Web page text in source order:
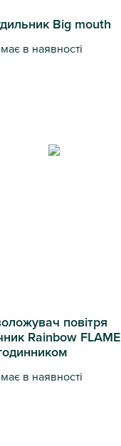
Big mouth
в наявності
повітря
Rainbow FLAME
в наявності